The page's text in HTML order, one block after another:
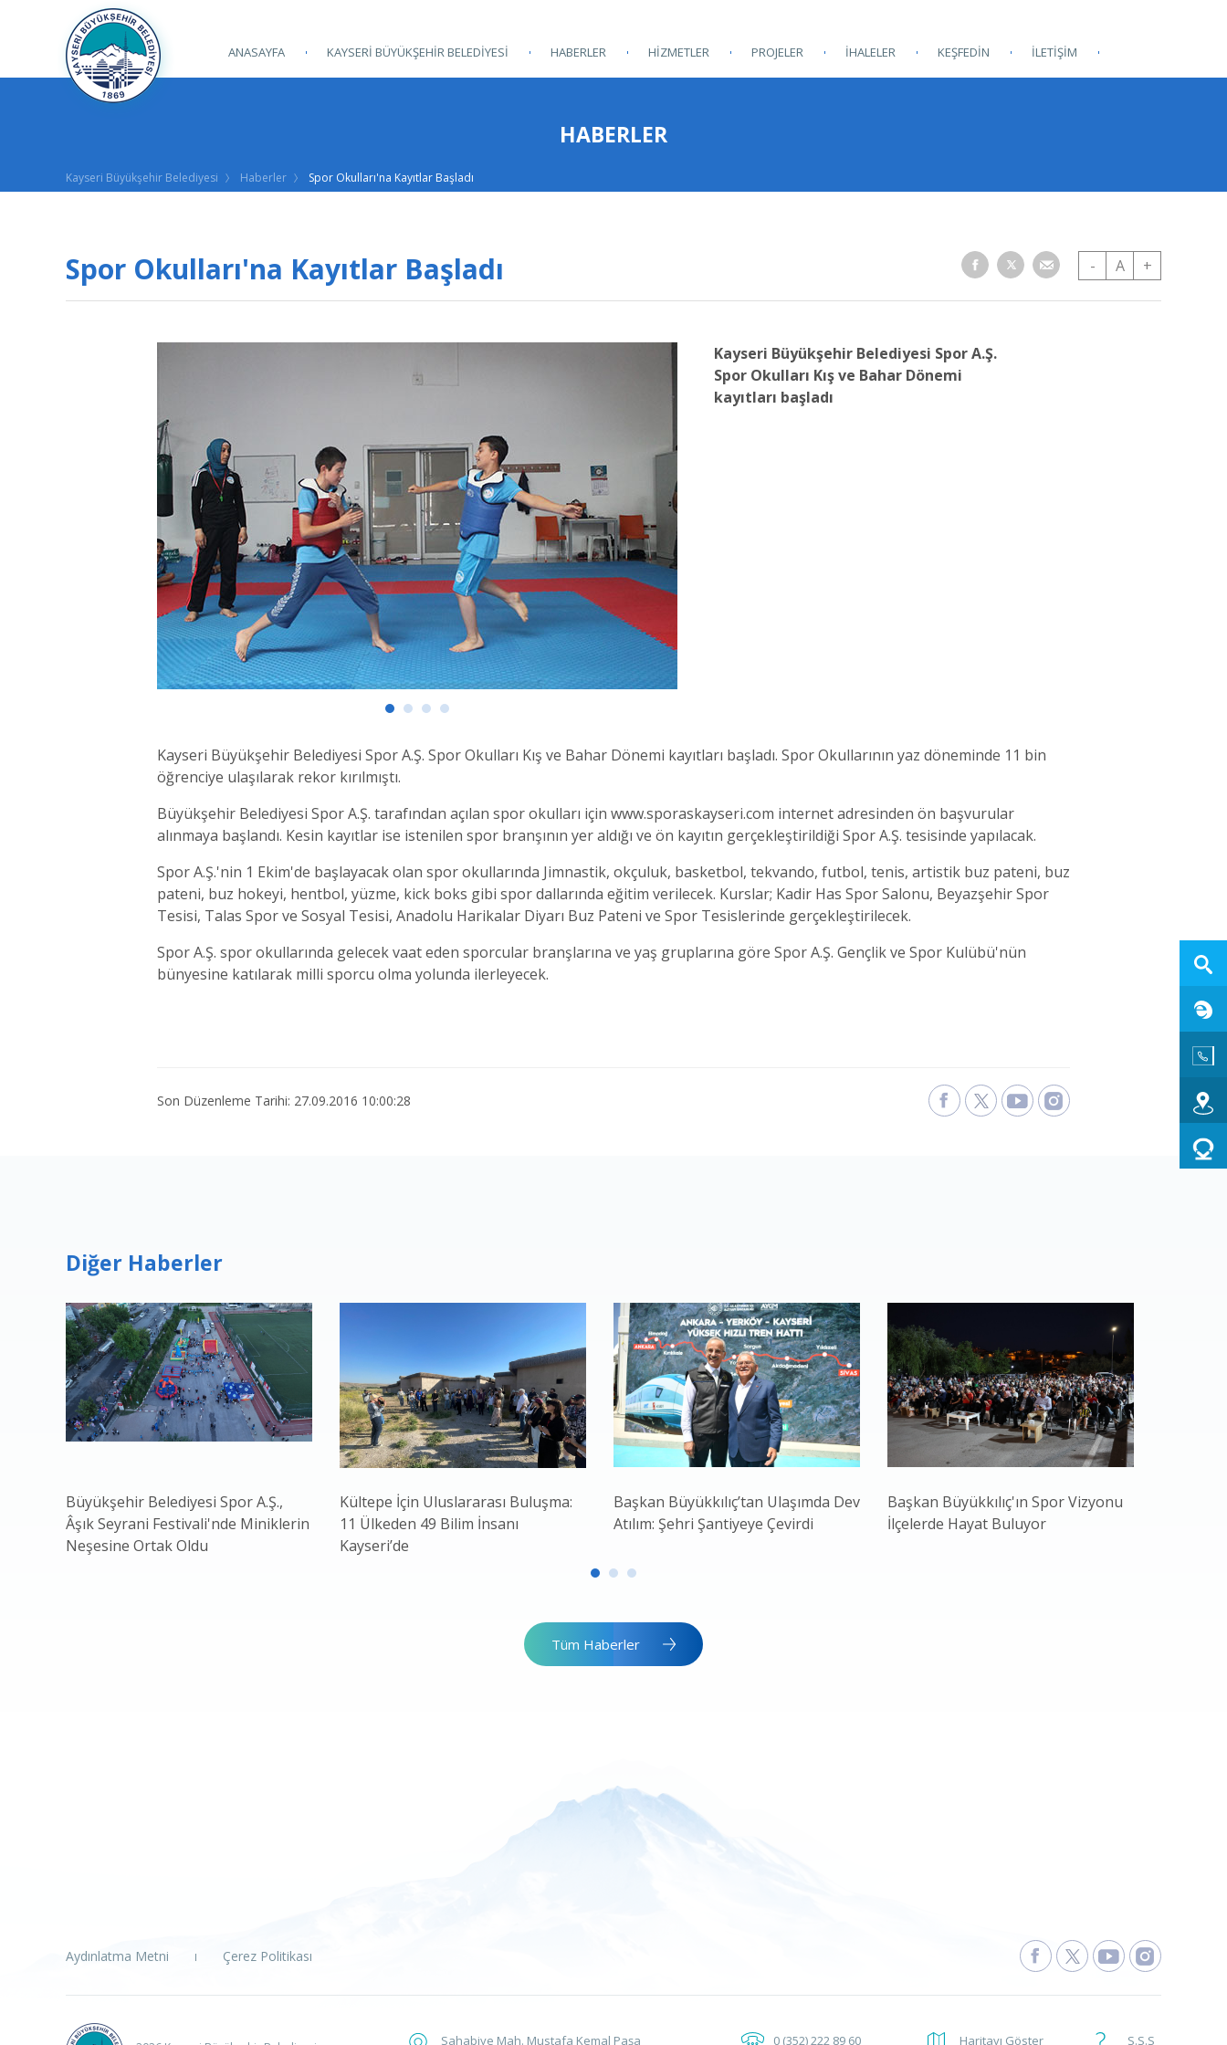
ANASAYFA KAYSERİ BÜYÜKŞEHİR BELEDİYESİ HABERLER HİZMETLER PROJELER İHALELER KEŞFEDİN İLETİŞİM
HABERLER
Kayseri Büyükşehir Belediyesi Haberler Spor Okulları'na Kayıtlar Başladı
Spor Okulları'na Kayıtlar Başladı - A +
Kayseri Büyükşehir Belediyesi Spor A.Ş.
Spor Okulları Kış ve Bahar Dönemi
kayıtları başladı
Kayseri Büyükşehir Belediyesi Spor A.Ş. Spor Okulları Kış ve Bahar Dönemi kayıtları başladı. Spor Okullarının yaz döneminde 11 bin
öğrenciye ulaşılarak rekor kırılmıştı.
Büyükşehir Belediyesi Spor A.Ş. tarafından açılan spor okulları için www.sporaskayseri.com internet adresinden ön başvurular
alınmaya başlandı. Kesin kayıtlar ise istenilen spor branşının yer aldığı ve ön kayıtın gerçekleştirildiği Spor A.Ş. tesisinde yapılacak.
Spor A.Ş.'nin 1 Ekim'de başlayacak olan spor okullarında Jimnastik, okçuluk, basketbol, tekvando, futbol, tenis, artistik buz pateni, buz
pateni, buz hokeyi, hentbol, yüzme, kick boks gibi spor dallarında eğitim verilecek. Kurslar; Kadir Has Spor Salonu, Beyazşehir Spor
Tesisi, Talas Spor ve Sosyal Tesisi, Anadolu Harikalar Diyarı Buz Pateni ve Spor Tesislerinde gerçekleştirilecek.
Spor A.Ş. spor okullarında gelecek vaat eden sporcular branşlarına ve yaş gruplarına göre Spor A.Ş. Gençlik ve Spor Kulübü'nün
bünyesine katılarak milli sporcu olma yolunda ilerleyecek.
Son Düzenleme Tarihi: 27.09.2016 10:00:28
Diğer Haberler
Büyükşehir Belediyesi Spor A.Ş.,
Âşık Seyrani Festivali'nde Miniklerin
Neşesine Ortak Oldu
Kültepe İçin Uluslararası Buluşma:
11 Ülkeden 49 Bilim İnsanı
Kayseri’de
Başkan Büyükkılıç’tan Ulaşımda Dev
Atılım: Şehri Şantiyeye Çevirdi
Başkan Büyükkılıç'ın Spor Vizyonu
İlçelerde Hayat Buluyor
Tüm Haberler
Aydınlatma Metni Çerez Politikası
Sahabiye Mah. Mustafa Kemal Paşa 0 (352) 222 89 60 Haritayı Göster S.S.S